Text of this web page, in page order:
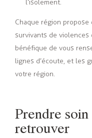
l’isolement.
Chaque région
survivants de
bénéfique de vous
lignes d’écoute, et les
votre région.
Prendre
retrouver